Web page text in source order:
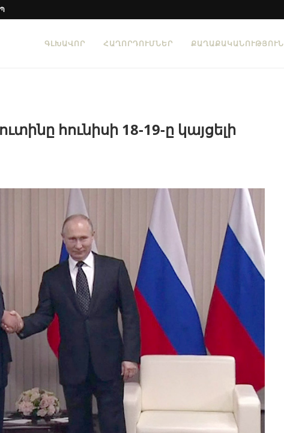
ԳԼԽԱՎՈՐ ՀԱՂՈՐԴՈՒՄՆԵՐ ՔԱՂԱՔԱԿԱՆՈՒԹՅՈՒՆ
հունիսի 18-19-ը կայցելի